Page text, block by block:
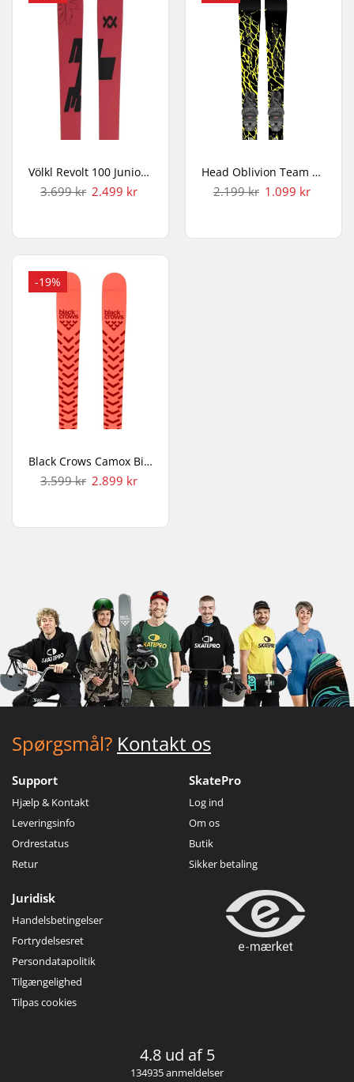
Völkl Revolt 100 Junior Twintip Ski
3.699 kr 2.499 kr
Head Oblivion Team + JRS 4.5 GW Børneski
2.199 kr 1.099 kr
-19%
Black Crows Camox Birdie Junior Børneski
3.599 kr 2.899 kr
Spørgsmål? Kontakt os
Support
Hjælp & Kontakt
Leveringsinfo
Ordrestatus
Retur
SkatePro
Log ind
Om os
Butik
Sikker betaling
Juridisk
Handelsbetingelser
Fortrydelsesret
Persondatapolitik
Tilgængelighed
Tilpas cookies
4.8 ud af 5
134935 anmeldelser